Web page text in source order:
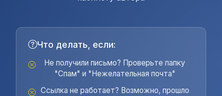
Что делать, если:
Не получили письмо? Проверьте папку
"Спам" и "Нежелательная почта"
Ссылка не работает? Возможно, прошло